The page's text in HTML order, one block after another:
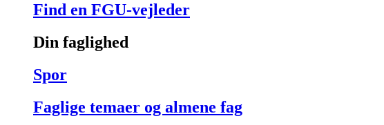
Find en FGU-vejleder
Din faglighed
Spor
Faglige temaer og almene fag